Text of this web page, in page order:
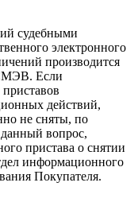
судебными
электронного
производится
Если
действий,
не сняты, по
вопрос,
пристава о снятии
информационного
Покупателя.